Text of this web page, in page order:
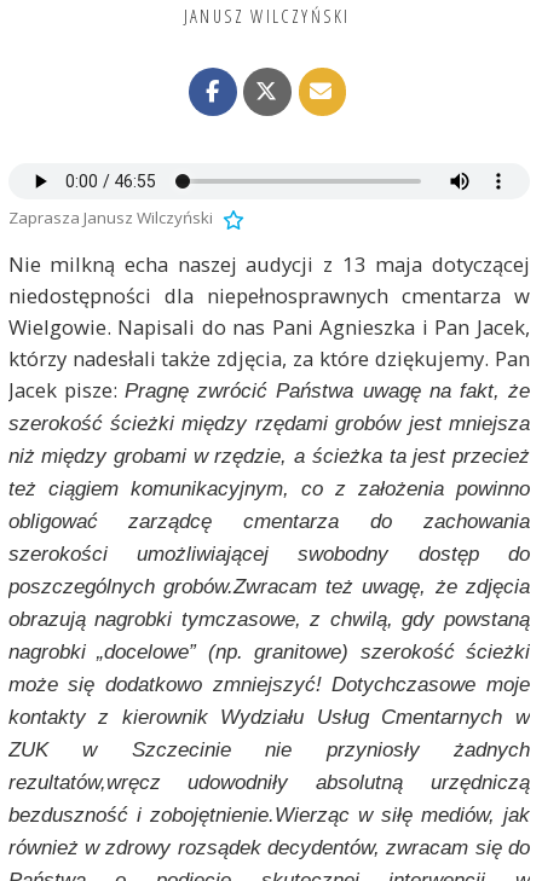
JANUSZ WILCZYŃSKI
Zaprasza Janusz Wilczyński
Nie milkną echa naszej audycji z 13 maja dotyczącej
niedostępności dla niepełnosprawnych cmentarza w
Wielgowie. Napisali do nas Pani Agnieszka i Pan Jacek,
którzy nadesłali także zdjęcia, za które dziękujemy. Pan
Jacek pisze: Pragnę zwrócić Państwa uwagę na fakt, że
szerokość ścieżki między rzędami grobów jest mniejsza
niż między grobami w rzędzie, a ścieżka ta jest przecież
też ciągiem komunikacyjnym, co z założenia powinno
obligować zarządcę cmentarza do zachowania
szerokości umożliwiającej swobodny dostęp do
poszczególnych grobów.Zwracam też uwagę, że zdjęcia
obrazują nagrobki tymczasowe, z chwilą, gdy powstaną
nagrobki „docelowe” (np. granitowe) szerokość ścieżki
może się dodatkowo zmniejszyć! Dotychczasowe moje
kontakty z kierownik Wydziału Usług Cmentarnych w
ZUK w Szczecinie nie przyniosły żadnych
rezultatów,wręcz udowodniły absolutną urzędniczą
bezduszność i zobojętnienie.Wierząc w siłę mediów, jak
również w zdrowy rozsądek decydentów, zwracam się do